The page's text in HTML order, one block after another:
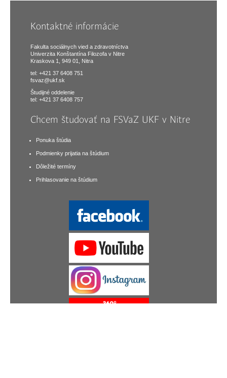
Kontaktné informácie
Fakulta sociálnych vied a zdravotníctva
Univerzita Konštantína Filozofa v Nitre
Kraskova 1, 949 01, Nitra
tel: +421 37 6408 751
fsvaz@ukf.sk
Študijné oddelenie
tel: +421 37 6408 757
Chcem študovať na FSVaZ UKF v Nitre
Ponuka štúdia
Podmienky prijatia na štúdium
Dôležité termíny
Prihlasovanie na štúdium